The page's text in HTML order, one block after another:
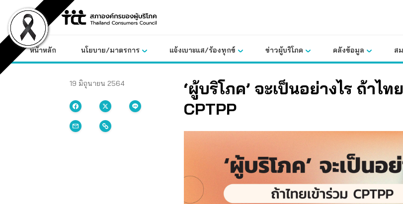
content
หน้าหลัก นโยบาย/มาตรการ แจ้งเบาะแส/ร้องทุกข์ ข่าวผู้บริโภค คลังข้อมูล ส
19 มิถุนายน 2564
‘ผู้บริโภค’ จะเป็นอย่างไร ถ้าไท
CPTPP